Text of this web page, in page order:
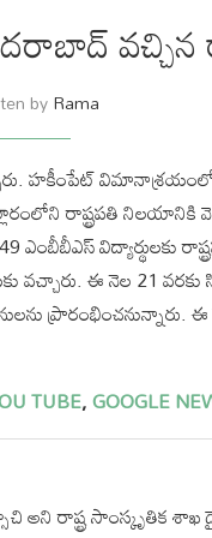
వచ్చిన
byRama
హకీంపేట్ విమానాశ్రయంలో
రాష్ట్రపతి నిలయానికి
విద్యార్థులకు
ఈ నెల 21
ప్రారంభించనున్నారు. ఈ
TUBE,GOOGLE
రాష్ట్ర సాంస్కృతిక శాఖ